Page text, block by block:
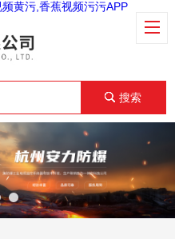
黄污,香蕉视频污污APP
搜索